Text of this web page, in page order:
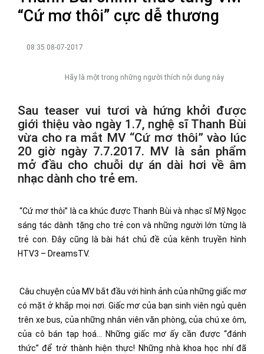
“Cứ mơ thôi” cực dễ thương
08:35 08-07-2017
Hãy là một trong những người thích nội dung này
Sau teaser vui tươi và hứng khởi được
giới thiệu vào ngày 1.7, nghệ sĩ Thanh Bùi
vừa cho ra mắt MV “Cứ mơ thôi” vào lúc
20 giờ ngày 7.7.2017. MV là sản phẩm
mở đầu cho chuỗi dự án dài hơi về âm
nhạc dành cho trẻ em.
“Cứ mơ thôi” là ca khúc được Thanh Bùi và nhạc sĩ Mỹ Ngọc
sáng tác dành tặng cho trẻ con và những người lớn từng là
trẻ con. Đây cũng là bài hát chủ đề của kênh truyền hình
HTV3 – DreamsTV.
Câu chuyện của MV bắt đầu với hình ảnh của những giấc mơ
có mặt ở khắp mọi nơi. Giấc mơ của bạn sinh viên ngủ quên
trên xe bus, của những nhân viên văn phòng, của chú xe ôm,
của cô bán tạp hoá… Những giấc mơ ấy cần được “đánh
thức” để trở thành hiện thực! Những nhà khoa học nhí đã